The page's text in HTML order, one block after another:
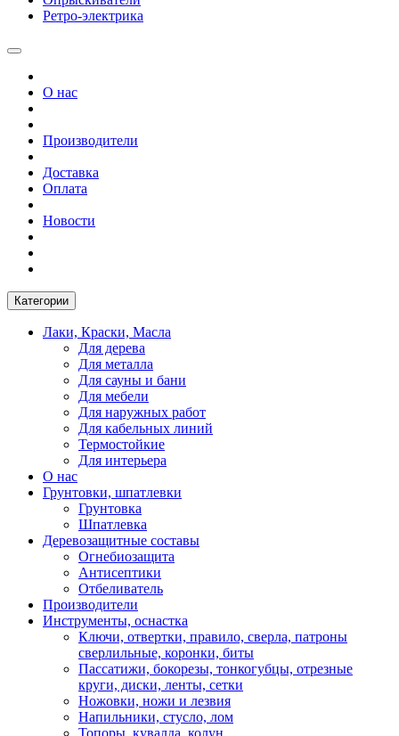
Ретро-электрика
О нас
Производители
Доставка
Оплата
Новости
Категории
Лаки, Краски, Масла
Для дерева
Для металла
Для сауны и бани
Для мебели
Для наружных работ
Для кабельных линий
Термостойкие
Для интерьера
О нас
Грунтовки, шпатлевки
Грунтовка
Шпатлевка
Деревозащитные составы
Огнебиозащита
Антисептики
Отбеливатель
Производители
Инструменты, оснастка
Ключи, отвертки, правило, сверла, патроны
сверлильные, коронки, биты
Пассатижи, бокорезы, тонкогубцы, отрезные
круги, диски, ленты, сетки
Ножовки, ножи и лезвия
Напильники, стусло, лом
Топоры, кувалда, колун